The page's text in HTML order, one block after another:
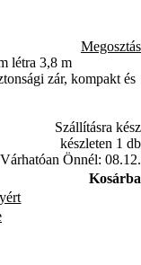
Megosztás
létra 3,8 m
zár, kompakt és
Szállításra kész
készleten 1 db
Várhatóan Önnél: 08.12.
Kosárba